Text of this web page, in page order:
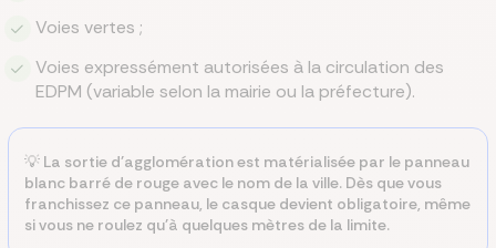
Voies vertes ;
Voies expressément autorisées à la circulation des
EDPM (variable selon la mairie ou la préfecture).
💡 La sortie d'agglomération est matérialisée par le panneau
blanc barré de rouge avec le nom de la ville. Dès que vous
franchissez ce panneau, le casque devient obligatoire, même
si vous ne roulez qu'à quelques mètres de la limite.